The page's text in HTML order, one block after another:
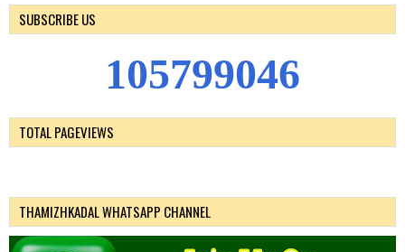
SUBSCRIBE US
105799046
TOTAL PAGEVIEWS
THAMIZHKADAL WHATSAPP CHANNEL